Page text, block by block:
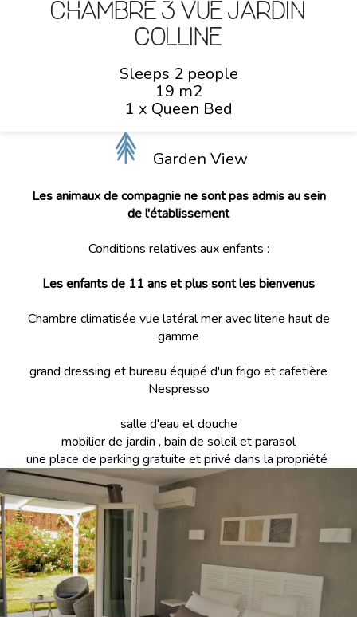
Chambre 3 vue jardin
colline
Sleeps 2 people
19 m2
1 x Queen Bed
Garden View
Les animaux de compagnie ne sont pas admis au sein
de l'établissement
Conditions relatives aux enfants :
Les enfants de 11 ans et plus sont les bienvenus
Chambre climatisée vue latéral mer avec literie haut de
gamme
grand dressing et bureau équipé d'un frigo et cafetière
Nespresso
salle d'eau et douche
mobilier de jardin , bain de soleil et parasol
une place de parking gratuite et privé dans la propriété